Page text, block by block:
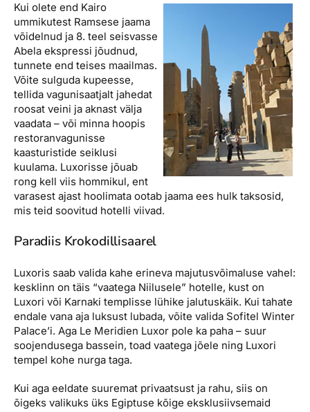
Kui olete end Kairo
ummikutest Ramsese jaama
võidelnud ja 8. teel seisvasse
Abela ekspressi jõudnud,
tunnete end teises maailmas.
Võite sulguda kupeesse,
tellida vagunisaatjalt jahedat
roosat veini ja aknast välja
vaadata – või minna hoopis
restoranvagunisse
kaasturistide seiklusi
kuulama. Luxorisse jõuab
rong kell viis hommikul, ent
varasest ajast hoolimata ootab jaama ees hulk taksosid,
mis teid soovitud hotelli viivad.
Paradiis Krokodillisaarel
Luxoris saab valida kahe erineva majutusvõimaluse vahel:
kesklinn on täis “vaatega Niilusele” hotelle, kust on
Luxori või Karnaki templisse lühike jalutuskäik. Kui tahate
endale vana aja luksust lubada, võite valida Sofitel Winter
Palace’i. Aga Le Meridien Luxor pole ka paha – suur
soojendusega bassein, toad vaatega jõele ning Luxori
tempel kohe nurga taga.
Kui aga eeldate suuremat privaatsust ja rahu, siis on
õigeks valikuks üks Egiptuse kõige eksklusiivsemaid